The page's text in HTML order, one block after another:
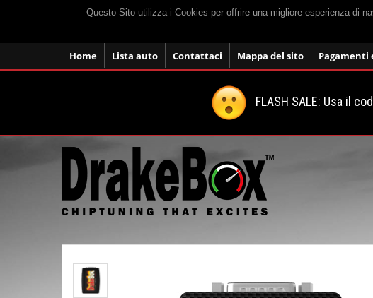
Questo Sito utilizza i Cookies per offrire una migliore esperienza di
Home Lista auto Contattaci Mappa del sito Pagamenti
FLASH SALE: Usa il